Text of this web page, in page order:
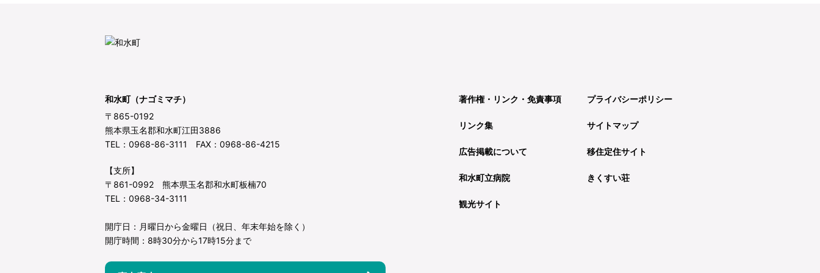
和水町（ナゴミマチ）
〒865-0192
熊本県玉名郡和水町江田3886
TEL：0968-86-3111 FAX：0968-86-4215
【支所】
〒861-0992 熊本県玉名郡和水町板楠70
TEL：0968-34-3111
開庁日：月曜日から金曜日（祝日、年末年始を除く）
開庁時間：8時30分から17時15分まで
著作権・リンク・免責事項 プライバシーポリシー
リンク集 サイトマップ
広告掲載について 移住定住サイト
和水町立病院 きくすい荘
観光サイト